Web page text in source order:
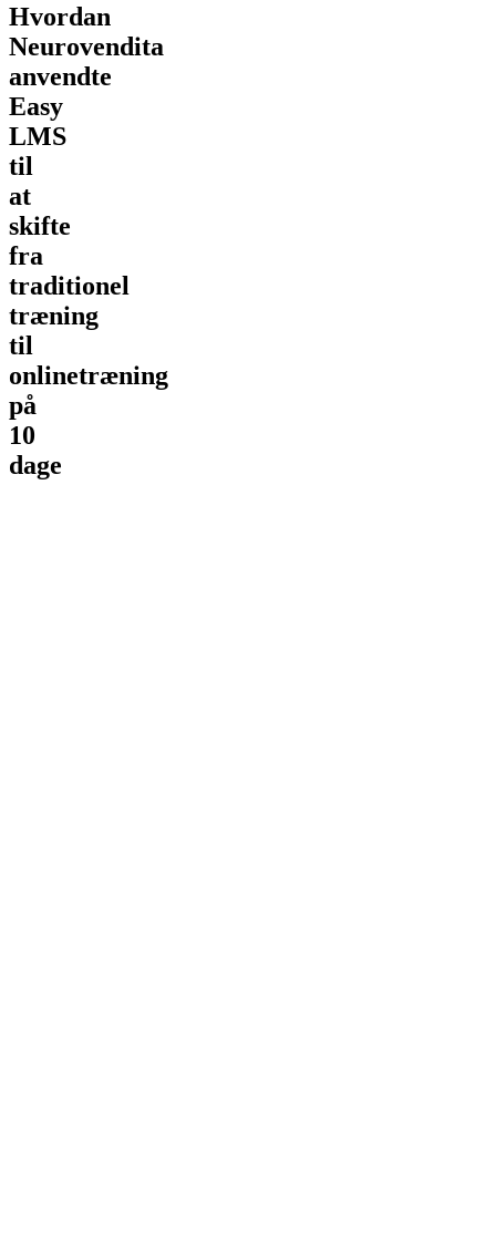
Hvordan
Neurovendita
anvendte
Easy
LMS
til
at
skifte
fra
traditionel
træning
til
onlinetræning
på
10
dage